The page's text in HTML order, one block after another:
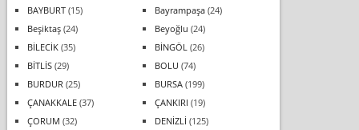
BAYBURT(15) Bayrampaşa(24)
Beşiktaş(24) Beyoğlu (24)
BİLECİK(35) BİNGÖL (26)
BİTLİS(29) BOLU (74)
BURDUR (25) BURSA(199)
ÇANAKKALE(37) ÇANKIRI (19)
ÇORUM (32) DENİZLİ (125)